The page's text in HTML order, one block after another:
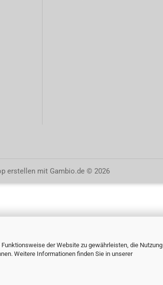
der Website zu gewährleisten, die Nutzung
Weitere Informationen finden Sie in unserer
erstellen mit Gambio.de © 2026